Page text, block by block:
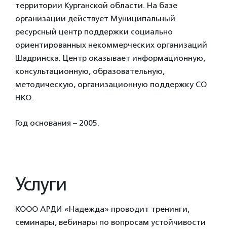
территории Курганской области. На базе
организации действует Муниципальный
ресурсный центр поддержки социально
ориентированных некоммерческих организаций
Шадринска. Центр оказывает информационную,
консультационную, образовательную,
методическую, организационную поддержку СО
НКО.
Год основания – 2005.
Услуги
КООО АРДИ «Надежда» проводит тренинги,
семинары, вебинары по вопросам устойчивости